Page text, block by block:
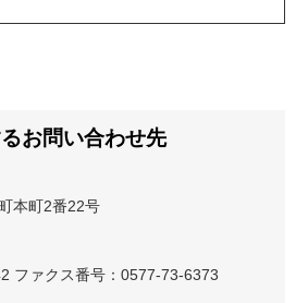
お問い合わせ先
本町2番22号
ファクス番号：0577-73-6373